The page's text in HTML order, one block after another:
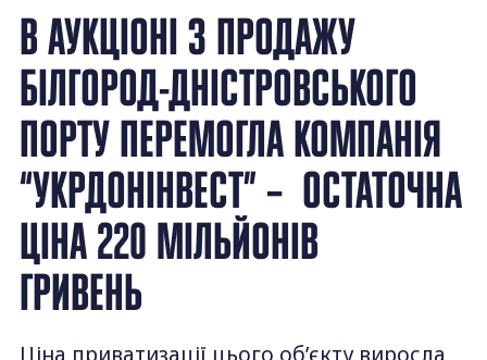
В АУКЦІОНІ З ПРОДАЖУ
БІЛГОРОД-ДНІСТРОВСЬКОГО
ПОРТУ ПЕРЕМОГЛА КОМПАНІЯ
“УКРДОНІНВЕСТ” – ОСТАТОЧНА
ЦІНА 220 МІЛЬЙОНІВ
ГРИВЕНЬ